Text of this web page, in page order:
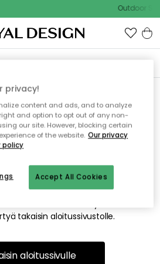
Outdoor
löydä
sivua
sivua ei enää ole tai siitä, että se
tästä mahdollisesti
takaisin aloitussivustolle.
aloitussivulle
privacy!
content and ads, and to analyze
and option to opt out of any non-
our site. However, blocking certain
of the website. Our privacy
policy
Accept All Cookies